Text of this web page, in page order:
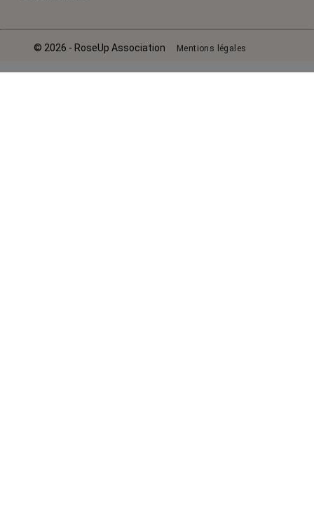
© 2026 - RoseUp Association Mentions légales